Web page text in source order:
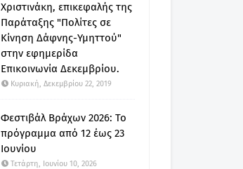
Χριστινάκη, επικεφαλής της
Παράταξης "Πολίτες σε
Κίνηση Δάφνης-Υμηττού"
στην εφημερίδα
Επικοινωνία Δεκεμβρίου.
Κυριακή, Δεκεμβρίου 22, 2019
Φεστιβάλ Βράχων 2026: Το
πρόγραμμα από 12 έως 23
Ιουνίου
Τετάρτη, Ιουνίου 10, 2026